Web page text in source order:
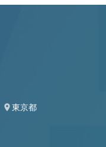
東京都